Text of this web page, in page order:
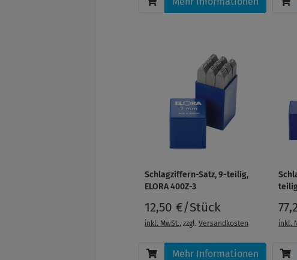
Schlagziffern-Satz, 9-teilig,
ELORA 400Z-3
12,50 €/Stück
inkl. MwSt., zzgl.Versandkosten
Mehr Informationen
inkl.